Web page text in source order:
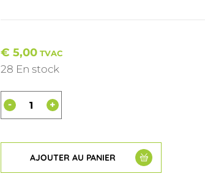
€ 5,00TVAC
28 En stock
+
-
AJOUTER AU PANIER